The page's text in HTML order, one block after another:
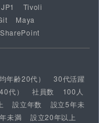
JP1
Tivoli
Maya
SharePoint
年齢20代）
30代活躍
代） 社員数
100人
設立年数
設立5年未
未満
設立20年以上